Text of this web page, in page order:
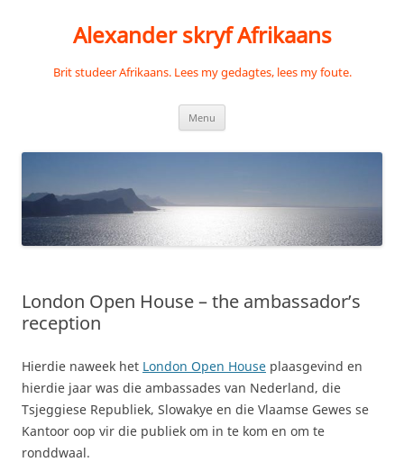
Alexander skryf Afrikaans
Brit studeer Afrikaans. Lees my gedagtes, lees my foute.
Menu
London Open House – the ambassador’s
reception
Hierdie naweek het London Open House plaasgevind en
hierdie jaar was die ambassades van Nederland, die
Tsjeggiese Republiek, Slowakye en die Vlaamse Gewes se
Kantoor oop vir die publiek om in te kom en om te
ronddwaal.